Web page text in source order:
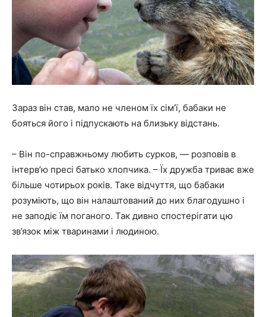
Зараз він став, мало не членом їх сім’ї, бабаки не
бояться його і підпускають на близьку відстань.
– Він по-справжньому любить сурков, — розповів в
інтерв’ю пресі батько хлопчика. – Їх дружба триває вже
більше чотирьох років. Таке відчуття, що бабаки
розуміють, що він налаштований до них благодушно і
не заподіє їм поганого. Так дивно спостерігати цю
зв’язок між тваринами і людиною.